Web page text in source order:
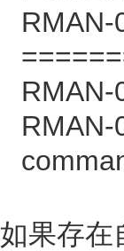
RMAN-
如果存在